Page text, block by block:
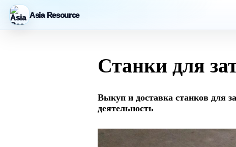
Asia Resource
Станки для
Выкуп и доставка станков для
деятельность